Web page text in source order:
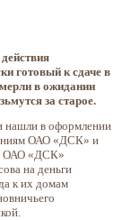
готовый к сдаче в
в ожидании
за старое.
нашли в оформлении
ОАО «ДСК» и
ОАО «ДСК»
на деньги
к их домам